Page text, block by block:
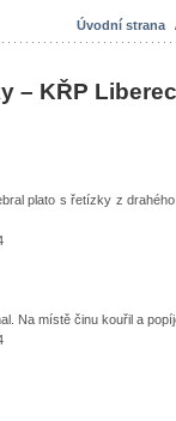
Úvodní strana
– KŘP
plato s řetízky z
Na místě činu kouřil a